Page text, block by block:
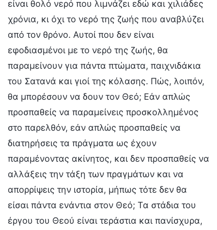
είναι θολό νερό που λιμνάζει εδώ και χιλιάδες
χρόνια, κι όχι το νερό της ζωής που αναβλύζει
από τον θρόνο. Αυτοί που δεν είναι
εφοδιασμένοι με το νερό της ζωής, θα
παραμείνουν για πάντα πτώματα, παιχνιδάκια
του Σατανά και γιοί της κόλασης. Πώς, λοιπόν,
θα μπορέσουν να δουν τον Θεό; Εάν απλώς
προσπαθείς να παραμείνεις προσκολλημένος
στο παρελθόν, εάν απλώς προσπαθείς να
διατηρήσεις τα πράγματα ως έχουν
παραμένοντας ακίνητος, και δεν προσπαθείς να
αλλάξεις την τάξη των πραγμάτων και να
απορρίψεις την ιστορία, μήπως τότε δεν θα
είσαι πάντα ενάντια στον Θεό; Τα στάδια του
έργου του Θεού είναι τεράστια και πανίσχυρα,